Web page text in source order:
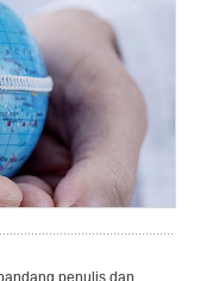
penulis dan